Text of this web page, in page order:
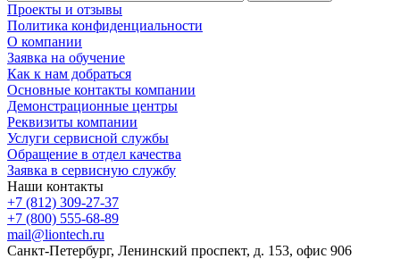
Проекты и отзывы
Политика конфиденциальности
О компании
Заявка на обучение
Как к нам добраться
Основные контакты компании
Демонстрационные центры
Реквизиты компании
Услуги сервисной службы
Обращение в отдел качества
Заявка в сервисную службу
Наши контакты
+7 (812) 309-27-37
+7 (800) 555-68-89
mail@liontech.ru
Санкт-Петербург, Ленинский проспект, д. 153, офис 906